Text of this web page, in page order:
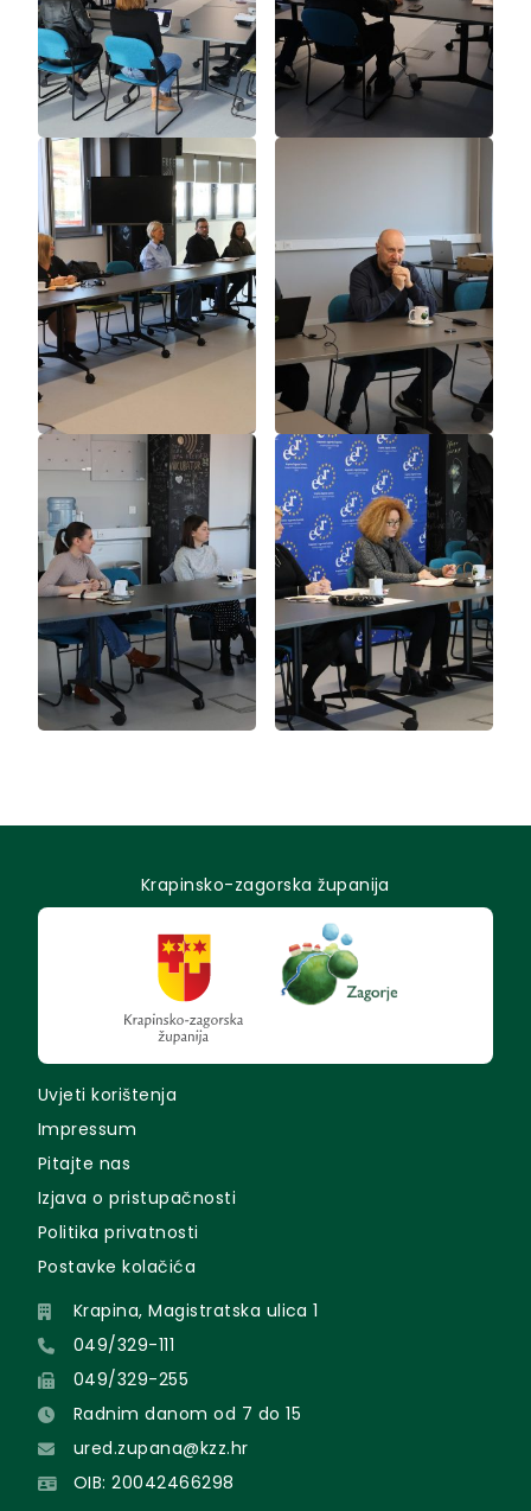
Krapinsko-zagorska županija
Uvjeti korištenja
Impressum
Pitajte nas
Izjava o pristupačnosti
Politika privatnosti
Postavke kolačića
Krapina, Magistratska ulica 1
049/329-111
049/329-255
Radnim danom od 7 do 15
ured.zupana@kzz.hr
OIB: 20042466298